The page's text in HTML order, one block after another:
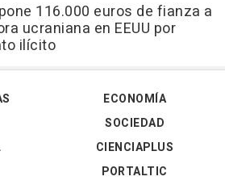
116.000 euros de fianza a
ucraniana en EEUU por
ilícito
ECONOMÍA
SOCIEDAD
CIENCIAPLUS
PORTALTIC